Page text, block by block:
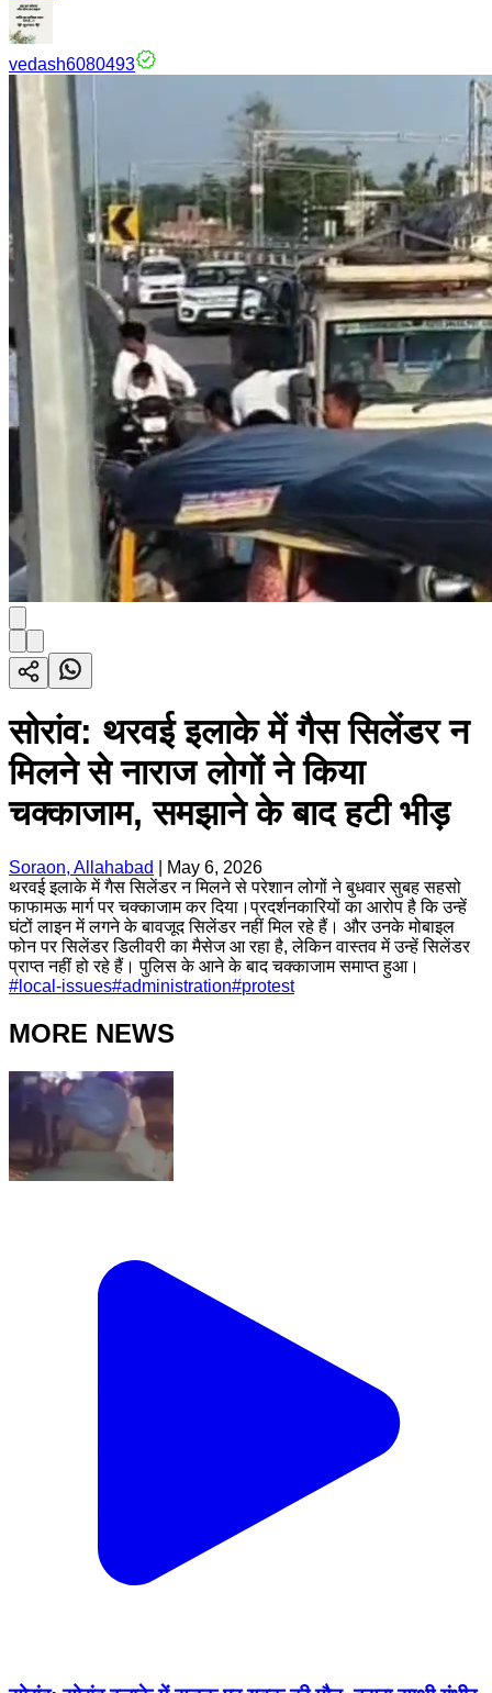
vedash6080493
सोरांव: थरवई इलाके में गैस सिलेंडर न
मिलने से नाराज लोगों ने किया
चक्काजाम, समझाने के बाद हटी भीड़
Soraon, Allahabad
May 6, 2026
थरवई इलाके में गैस सिलेंडर न मिलने से परेशान लोगों ने बुधवार सुबह सहसो
फाफामऊ मार्ग पर चक्काजाम कर दिया।प्रदर्शनकारियों का आरोप है कि उन्हें
घंटों लाइन में लगने के बावजूद सिलेंडर नहीं मिल रहे हैं। और उनके मोबाइल
फोन पर सिलेंडर डिलीवरी का मैसेज आ रहा है, लेकिन वास्तव में उन्हें सिलेंडर
प्राप्त नहीं हो रहे हैं। पुलिस के आने के बाद चक्काजाम समाप्त हुआ।
# local-issues#administration#protest
MORE NEWS